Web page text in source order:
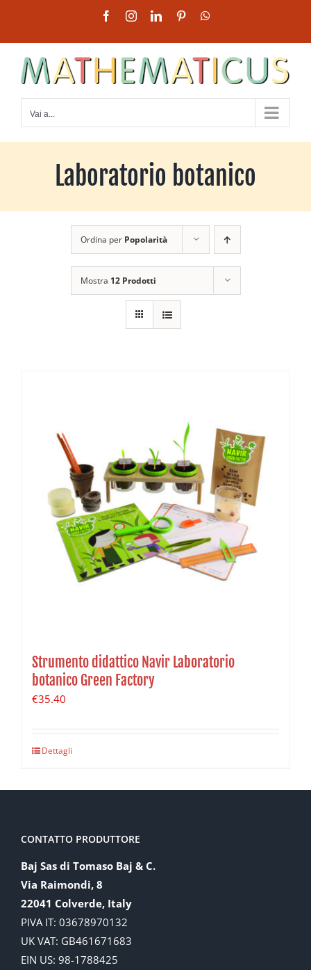
contenuto
FacebookInstagramLinkedInPinterest
Vai a...
Laboratorio botanico
Ordina per Popolarità
Mostra 12 Prodotti
Strumento didattico Navir Laboratorio
botanico Green Factory
€35.40
Dettagli
CONTATTO PRODUTTORE
Baj Sas di Tomaso Baj & C.
Via Raimondi, 8
22041 Colverde, Italy
PIVA IT: 03678970132
UK VAT: GB461671683
EIN US: 98-1788425